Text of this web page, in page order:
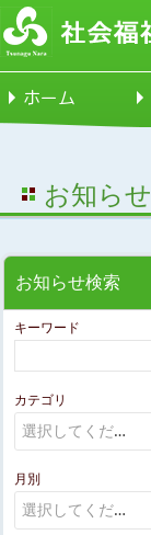
ホーム
お知らせ
お知らせ検索
キーワード
カテゴリ
月別